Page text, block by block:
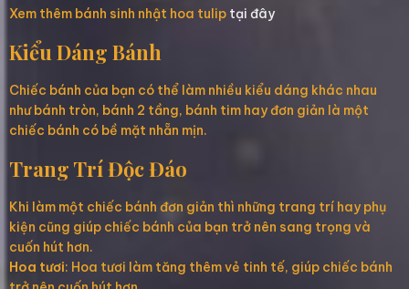
Xem thêm bánh sinh nhật hoa tulip tại đây
Kiểu Dáng Bánh
Chiếc bánh của bạn có thể làm nhiều kiểu dáng khác nhau
như bánh tròn, bánh 2 tầng, bánh tim hay đơn giản là một
chiếc bánh có bề mặt nhẵn mịn.
Trang Trí Độc Đáo
Khi làm một chiếc bánh đơn giản thì những trang trí hay phụ
kiện cũng giúp chiếc bánh của bạn trở nên sang trọng và
cuốn hút hơn.
Hoa tươi: Hoa tươi làm tăng thêm vẻ tinh tế, giúp chiếc bánh